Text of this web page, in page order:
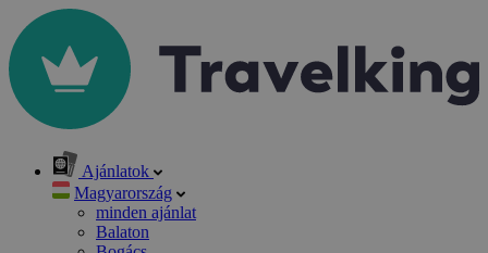
Ajánlatok
Magyarország
minden ajánlat
Balaton